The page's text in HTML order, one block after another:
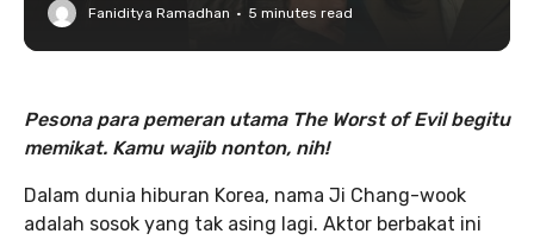
Faniditya Ramadhan · 5 minutes read
Pesona para pemeran utama The Worst of Evil begitu
memikat. Kamu wajib nonton, nih!
Dalam dunia hiburan Korea, nama Ji Chang-wook
adalah sosok yang tak asing lagi. Aktor berbakat ini